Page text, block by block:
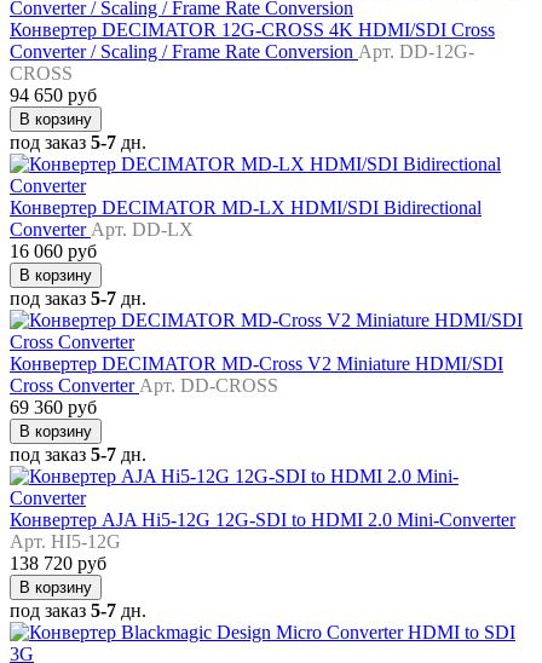
Конвертер DECIMATOR 12G-CROSS 4K HDMI/SDI Cross
Converter / Scaling / Frame Rate Conversion Арт. DD-12G-
CROSS
94 650 руб
В корзину
под заказ 5-7 дн.
Конвертер DECIMATOR MD-LX HDMI/SDI Bidirectional
Converter Арт. DD-LX
16 060 руб
В корзину
под заказ 5-7 дн.
Конвертер DECIMATOR MD-Cross V2 Miniature HDMI/SDI
Cross Converter Арт. DD-CROSS
69 360 руб
В корзину
под заказ 5-7 дн.
Конвертер AJA Hi5-12G 12G-SDI to HDMI 2.0 Mini-Converter
Арт. HI5-12G
138 720 руб
В корзину
под заказ 5-7 дн.